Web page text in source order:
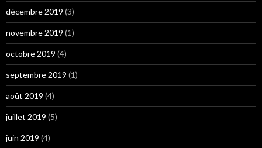
décembre 2019 (3)
novembre 2019 (1)
octobre 2019 (4)
septembre 2019 (1)
août 2019 (4)
juillet 2019 (5)
juin 2019 (4)